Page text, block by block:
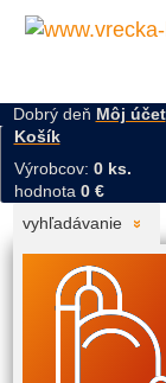
Dobrý deň Môj účet
Košík
Výrobcov: 0 ks.
hodnota 0 €
vyhľadávanie